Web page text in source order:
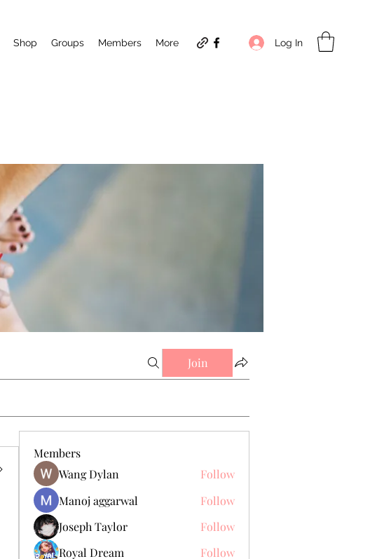
Shop Groups Members More Log In
Join
Members
Wang Dylan
Follow
Manoj aggarwal
Follow
Joseph Taylor
Follow
Royal Dream
Follow